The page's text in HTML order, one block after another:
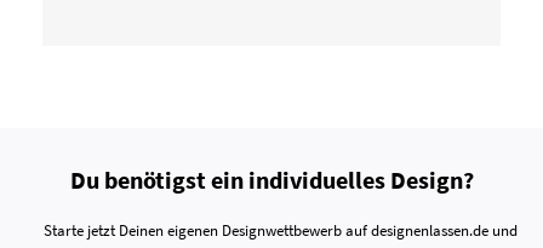
Du benötigst ein individuelles Design?
Starte jetzt Deinen eigenen Designwettbewerb auf designenlassen.de und